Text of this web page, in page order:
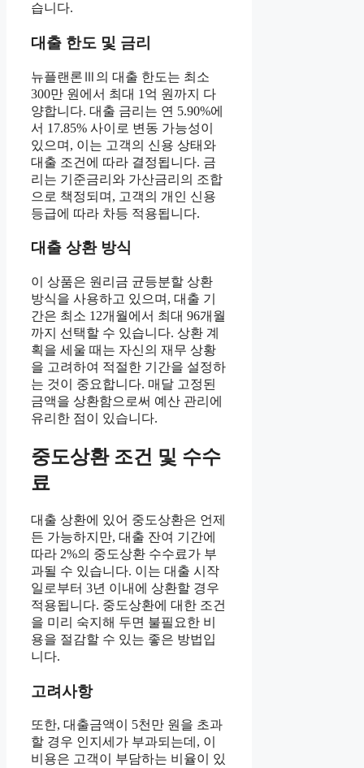
습니다.
대출 한도 및 금리
뉴플랜론Ⅲ의 대출 한도는 최소
300만 원에서 최대 1억 원까지 다
양합니다. 대출 금리는 연 5.90%에
서 17.85% 사이로 변동 가능성이
있으며, 이는 고객의 신용 상태와
대출 조건에 따라 결정됩니다. 금
리는 기준금리와 가산금리의 조합
으로 책정되며, 고객의 개인 신용
등급에 따라 차등 적용됩니다.
대출 상환 방식
이 상품은 원리금 균등분할 상환
방식을 사용하고 있으며, 대출 기
간은 최소 12개월에서 최대 96개월
까지 선택할 수 있습니다. 상환 계
획을 세울 때는 자신의 재무 상황
을 고려하여 적절한 기간을 설정하
는 것이 중요합니다. 매달 고정된
금액을 상환함으로써 예산 관리에
유리한 점이 있습니다.
중도상환 조건 및 수수
료
대출 상환에 있어 중도상환은 언제
든 가능하지만, 대출 잔여 기간에
따라 2%의 중도상환 수수료가 부
과될 수 있습니다. 이는 대출 시작
일로부터 3년 이내에 상환할 경우
적용됩니다. 중도상환에 대한 조건
을 미리 숙지해 두면 불필요한 비
용을 절감할 수 있는 좋은 방법입
니다.
고려사항
또한, 대출금액이 5천만 원을 초과
할 경우 인지세가 부과되는데, 이
비용은 고객이 부담하는 비율이 있